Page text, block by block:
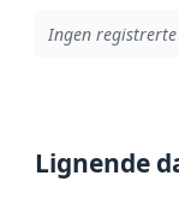
Ingen
Lignende